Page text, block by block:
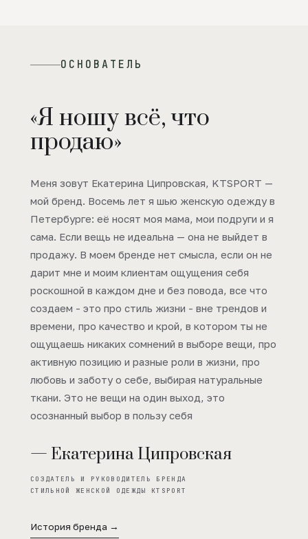
ОСНОВАТЕЛЬ
«Я ношу всё, что
продаю»
Меня зовут Екатерина Ципровская, KTSPORT —
мой бренд. Восемь лет я шью женскую одежду в
Петербурге: её носят моя мама, мои подруги и я
сама. Если вещь не идеальна — она не выйдет в
продажу. В моем бренде нет смысла, если он не
дарит мне и моим клиентам ощущения себя
роскошной в каждом дне и без повода, все что
создаем - это про стиль жизни - вне трендов и
времени, про качество и крой, в котором ты не
ощущаешь никаких сомнений в выборе вещи, про
активную позицию и разные роли в жизни, про
любовь и заботу о себе, выбирая натуральные
ткани. Это не вещи на один выход, это
осознанный выбор в пользу себя
— Екатерина Ципровская
СОЗДАТЕЛЬ И РУКОВОДИТЕЛЬ БРЕНДА
СТИЛЬНОЙ ЖЕНСКОЙ ОДЕЖДЫ KTSPORT
История бренда →